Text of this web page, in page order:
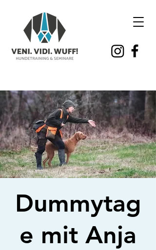
Dummytag
e mit Anja